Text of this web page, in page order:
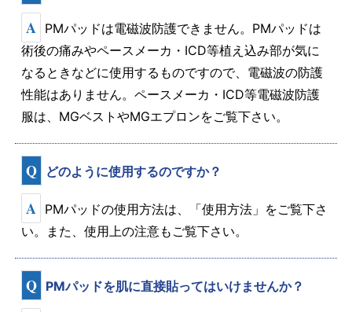
A PMパッドは電磁波防護できません。PMパッドは
術後の痛みやペースメーカ・ICD等植え込み部が気に
なるときなどに使用するものですので、電磁波の防護
性能はありません。ペースメーカ・ICD等電磁波防護
服は、MGベストやMGエプロンをご覧下さい。
Q どのように使用するのですか？
A PMパッドの使用方法は、「使用方法」をご覧下さ
い。また、使用上の注意もご覧下さい。
Q PMパッドを肌に直接貼ってはいけませんか？